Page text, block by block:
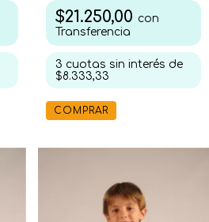
$21.250,00 con
Transferencia
3 cuotas sin interés de
$8.333,33
COMPRAR